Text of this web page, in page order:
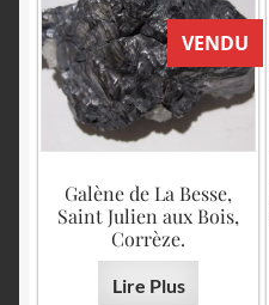
VENDU
Galène de La Besse,
Saint Julien aux Bois,
Corrèze.
Lire Plus